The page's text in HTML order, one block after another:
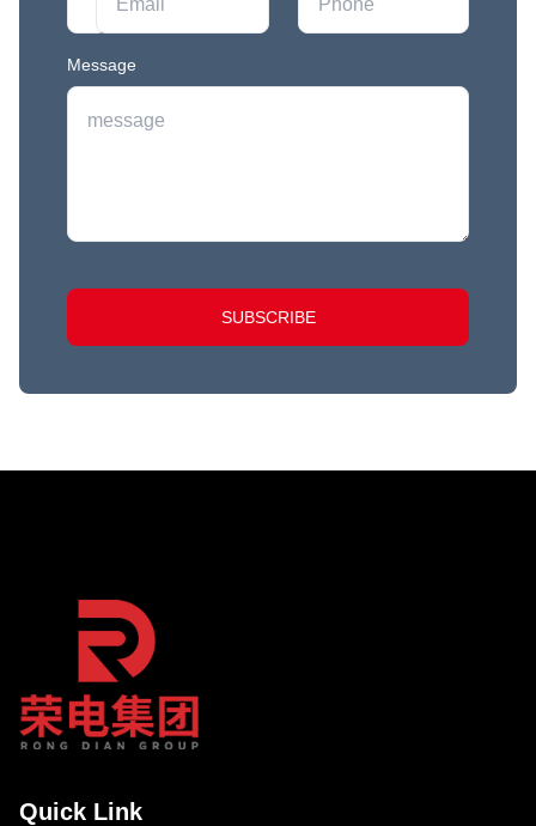
Message
SUBSCRIBE
Quick Link